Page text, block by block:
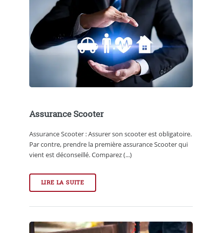
Assurance Scooter
Assurance Scooter : Assurer son scooter est obligatoire.
Par contre, prendre la première assurance Scooter qui
vient est déconseillé. Comparez (...)
LIRE LA SUITE